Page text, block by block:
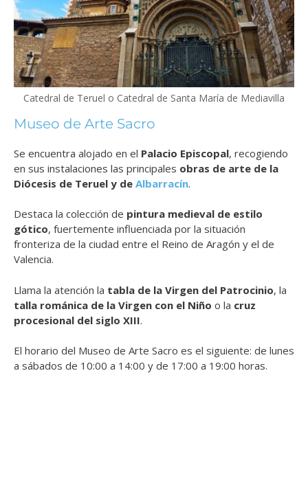
Catedral de Teruel o Catedral de Santa María de Mediavilla
Museo de Arte Sacro
Se encuentra alojado en el Palacio Episcopal, recogiendo
en sus instalaciones las principales obras de arte de la
Diócesis de Teruel y de Albarracín.
Destaca la colección de pintura medieval de estilo
gótico, fuertemente influenciada por la situación
fronteriza de la ciudad entre el Reino de Aragón y el de
Valencia.
Llama la atención la tabla de la Virgen del Patrocinio, la
talla románica de la Virgen con el Niño o la cruz
procesional del siglo XIII.
El horario del Museo de Arte Sacro es el siguiente: de lunes
a sábados de 10:00 a 14:00 y de 17:00 a 19:00 horas.